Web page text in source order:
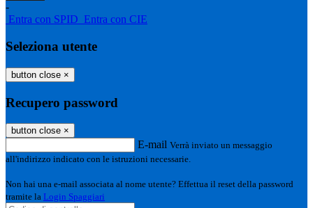
-
Entra con SPID Entra con CIE
Seleziona utente
button close ×
Recupero password
button close ×
E-mail Verrà inviato un messaggio
all'indirizzo indicato con le istruzioni necessarie.
Non hai una e-mail associata al nome utente? Effettua il reset della password
tramite la Login Spaggiari